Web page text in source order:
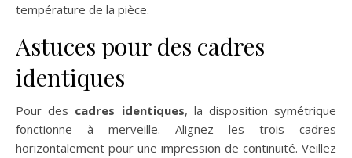
température de la pièce.
Astuces pour des cadres
identiques
Pour des cadres identiques, la disposition symétrique
fonctionne à merveille. Alignez les trois cadres
horizontalement pour une impression de continuité. Veillez